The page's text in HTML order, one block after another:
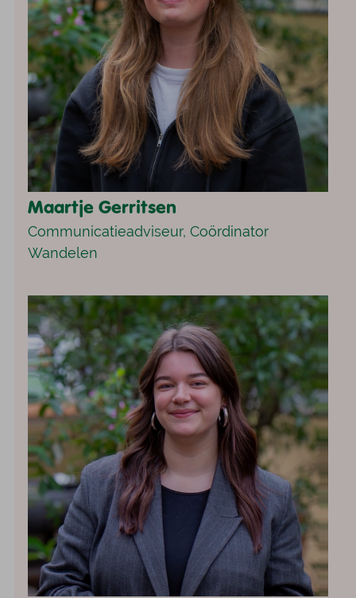
Maartje Gerritsen
Communicatieadviseur, Coördinator
Wandelen